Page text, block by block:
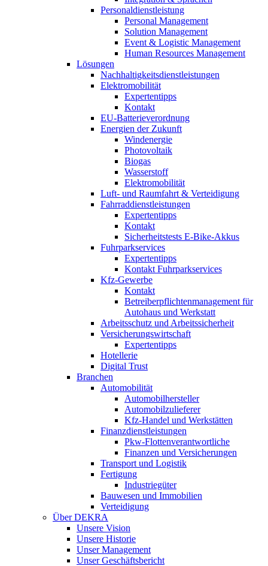
Personaldienstleistung
Personal Management
Solution Management
Event & Logistic Management
Human Resources Management
Lösungen
Nachhaltigkeitsdienstleistungen
Elektromobilität
Expertentipps
Kontakt
EU-Batterieverordnung
Energien der Zukunft
Windenergie
Photovoltaik
Biogas
Wasserstoff
Elektromobilität
Luft- und Raumfahrt & Verteidigung
Fahrraddienstleistungen
Expertentipps
Kontakt
Sicherheitstests E-Bike-Akkus
Fuhrparkservices
Expertentipps
Kontakt Fuhrparkservices
Kfz-Gewerbe
Kontakt
Betreiberpflichtenmanagement für
Autohaus und Werkstatt
Arbeitsschutz und Arbeitssicherheit
Versicherungswirtschaft
Expertentipps
Hotellerie
Digital Trust
Branchen
Automobilität
Automobilhersteller
Automobilzulieferer
Kfz-Handel und Werkstätten
Finanzdienstleistungen
Pkw‑Flottenverantwortliche
Finanzen und Versicherungen
Transport und Logistik
Fertigung
Industriegüter
Bauwesen und Immobilien
Verteidigung
Über DEKRA
Unsere Vision
Unsere Historie
Unser Management
Unser Geschäftsbericht